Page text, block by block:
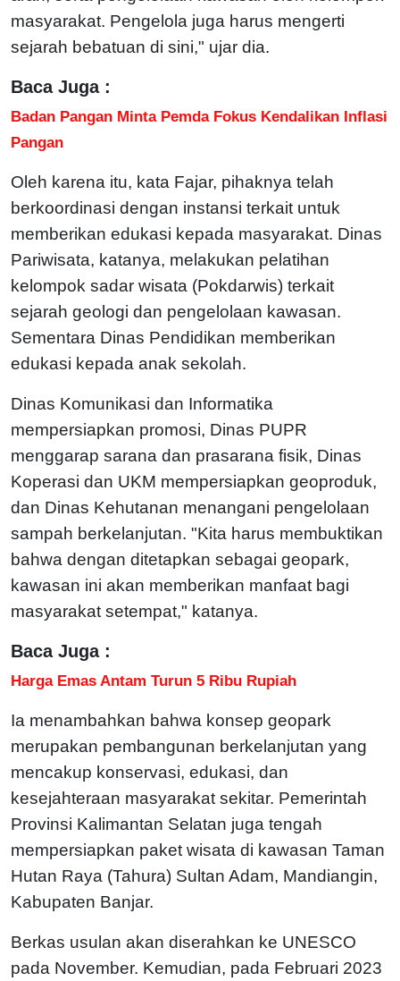
masyarakat. Pengelola juga harus mengerti
sejarah bebatuan di sini," ujar dia.
Baca Juga :
Badan Pangan Minta Pemda Fokus Kendalikan Inflasi
Pangan
Oleh karena itu, kata Fajar, pihaknya telah
berkoordinasi dengan instansi terkait untuk
memberikan edukasi kepada masyarakat. Dinas
Pariwisata, katanya, melakukan pelatihan
kelompok sadar wisata (Pokdarwis) terkait
sejarah geologi dan pengelolaan kawasan.
Sementara Dinas Pendidikan memberikan
edukasi kepada anak sekolah.
Dinas Komunikasi dan Informatika
mempersiapkan promosi, Dinas PUPR
menggarap sarana dan prasarana fisik, Dinas
Koperasi dan UKM mempersiapkan geoproduk,
dan Dinas Kehutanan menangani pengelolaan
sampah berkelanjutan. "Kita harus membuktikan
bahwa dengan ditetapkan sebagai geopark,
kawasan ini akan memberikan manfaat bagi
masyarakat setempat," katanya.
Baca Juga :
Harga Emas Antam Turun 5 Ribu Rupiah
Ia menambahkan bahwa konsep geopark
merupakan pembangunan berkelanjutan yang
mencakup konservasi, edukasi, dan
kesejahteraan masyarakat sekitar. Pemerintah
Provinsi Kalimantan Selatan juga tengah
mempersiapkan paket wisata di kawasan Taman
Hutan Raya (Tahura) Sultan Adam, Mandiangin,
Kabupaten Banjar.
Berkas usulan akan diserahkan ke UNESCO
pada November. Kemudian, pada Februari 2023